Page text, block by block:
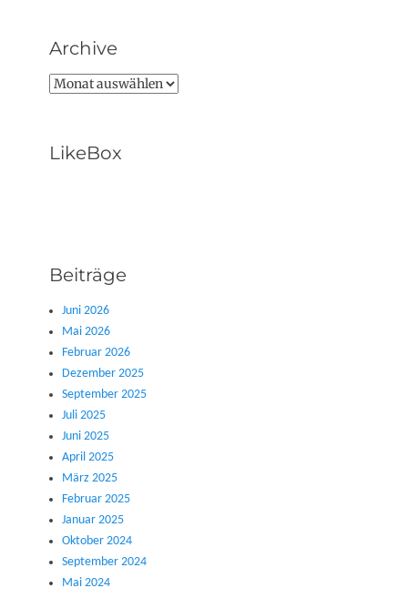
Archive
Archive
LikeBox
Beiträge
Juni 2026
Mai 2026
Februar 2026
Dezember 2025
September 2025
Juli 2025
Juni 2025
April 2025
März 2025
Februar 2025
Januar 2025
Oktober 2024
September 2024
Mai 2024